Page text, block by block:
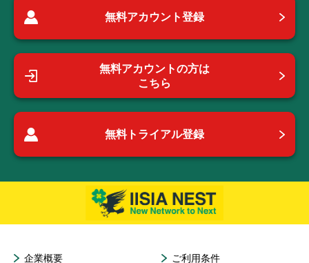
無料アカウント登録
無料アカウントの方は
こちら
無料トライアル登録
企業概要 ご利用条件